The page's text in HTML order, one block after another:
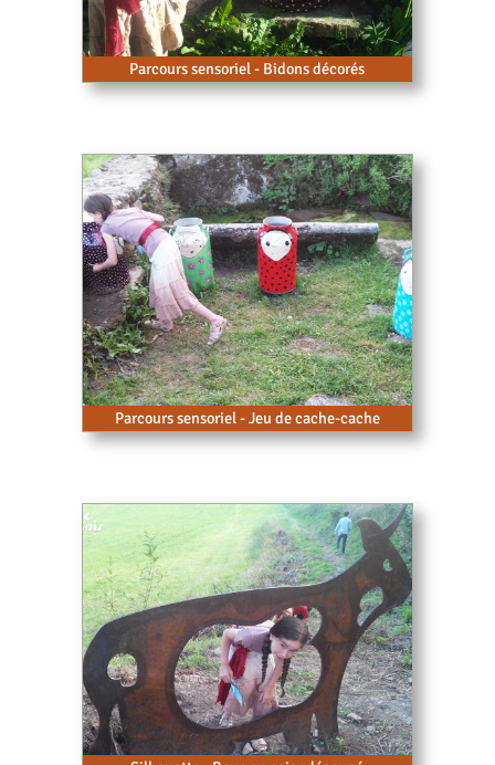
Parcours sensoriel - Bidons décorés
Parcours sensoriel - Jeu de cache-cache